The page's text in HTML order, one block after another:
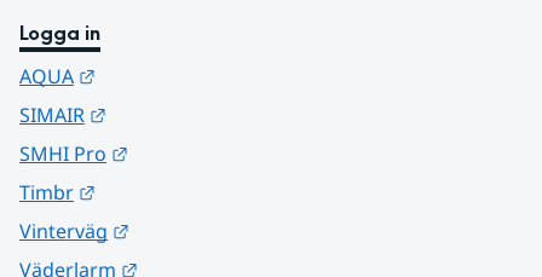
Logga in
AQUA
SIMAIR
SMHI Pro
Timbr
Vinterväg
Väderlarm